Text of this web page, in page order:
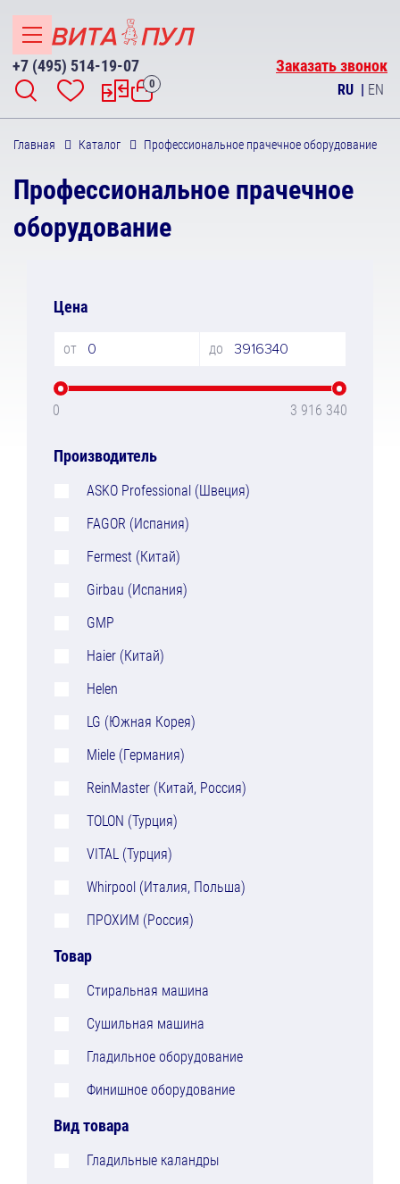
+7 (495) 514-19-07 Заказать звонок
0 RU | EN
Главная Каталог Профессиональное прачечное оборудование
Профессиональное прачечное
оборудование
Цена
от до
0 3 916 340
Производитель
ASKO Professional (Швеция)
FAGOR (Испания)
Fermest (Китай)
Girbau (Испания)
GMP
Haier (Китай)
Helen
LG (Южная Корея)
Miele (Германия)
ReinMaster (Китай, Россия)
TOLON (Турция)
VITAL (Турция)
Whirpool (Италия, Польша)
ПРОХИМ (Россия)
Товар
Стиральная машина
Сушильная машина
Гладильное оборудование
Финишное оборудование
Вид товара
Гладильные каландры